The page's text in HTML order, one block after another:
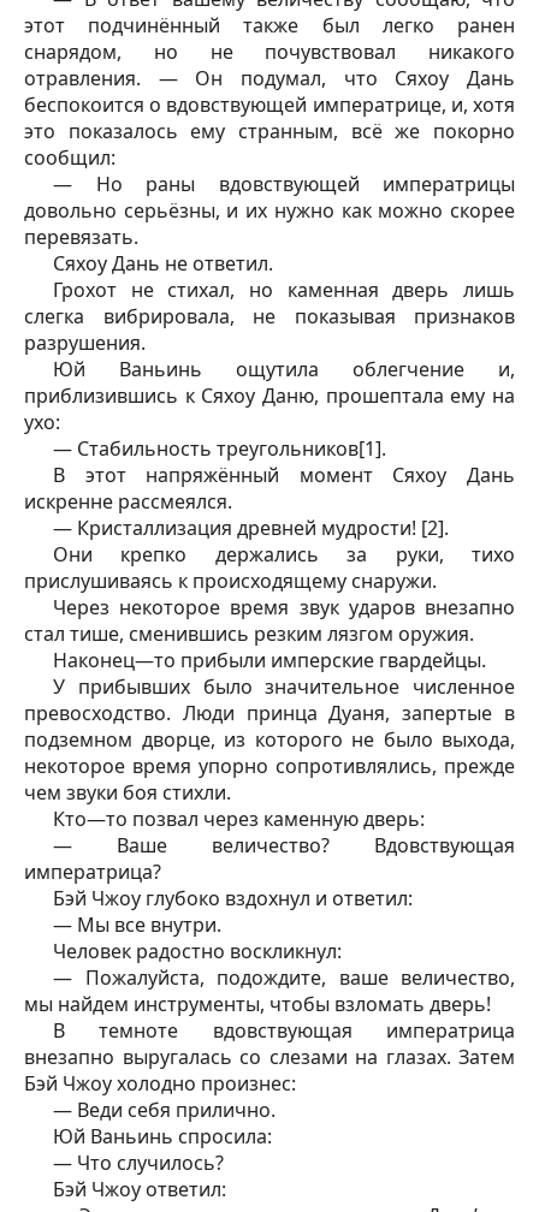
этот подчинённый также был легко ранен
снарядом, но не почувствовал никакого
отравления. — Он подумал, что Сяхоу Дань
беспокоится о вдовствующей императрице, и, хотя
это показалось ему странным, всё же покорно
сообщил:
— Но раны вдовствующей императрицы
довольно серьёзны, и их нужно как можно скорее
перевязать.
Сяхоу Дань не ответил.
Грохот не стихал, но каменная дверь лишь
слегка вибрировала, не показывая признаков
разрушения.
Юй Ваньинь ощутила облегчение и,
приблизившись к Сяхоу Даню, прошептала ему на
ухо:
— Стабильность треугольников[1].
В этот напряжённый момент Сяхоу Дань
искренне рассмеялся.
— Кристаллизация древней мудрости! [2].
Они крепко держались за руки, тихо
прислушиваясь к происходящему снаружи.
Через некоторое время звук ударов внезапно
стал тише, сменившись резким лязгом оружия.
Наконец—то прибыли имперские гвардейцы.
У прибывших было значительное численное
превосходство. Люди принца Дуаня, запертые в
подземном дворце, из которого не было выхода,
некоторое время упорно сопротивлялись, прежде
чем звуки боя стихли.
Кто—то позвал через каменную дверь:
— Ваше величество? Вдовствующая
императрица?
Бэй Чжоу глубоко вздохнул и ответил:
— Мы все внутри.
Человек радостно воскликнул:
— Пожалуйста, подождите, ваше величество,
мы найдем инструменты, чтобы взломать дверь!
В темноте вдовствующая императрица
внезапно выругалась со слезами на глазах. Затем
Бэй Чжоу холодно произнес:
— Веди себя прилично.
Юй Ваньинь спросила:
— Что случилось?
Бэй Чжоу ответил: